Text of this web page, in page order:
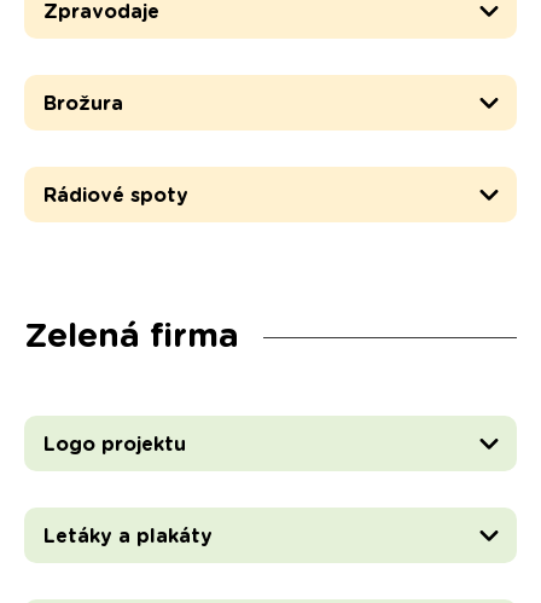
Zpravodaje
Brožura
Rádiové spoty
Zelená firma
Logo projektu
Letáky a plakáty